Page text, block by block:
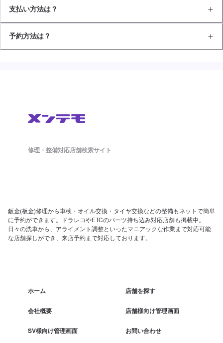
支払い方法は？
予約方法は？
修理・整備対応店舗検索サイト
鈑金(板金)修理から車検・オイル交換・タイヤ交換などの整備もネットで簡単
に予約ができます。ドラレコやETCのパーツ持ち込み対応店舗も掲載中。
日々の洗車から、アライメント調整といったマニアックな作業まで対応可能
な店舗探しができ、来店予約まで対応しております。
ホーム 店舗を探す
会社概要 店舗様向け管理画面
SV様向け管理画面 お問い合わせ